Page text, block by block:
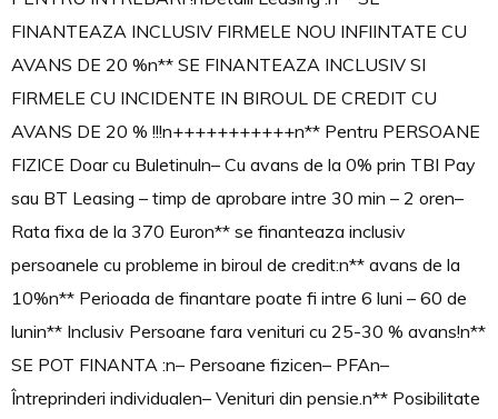
FINANTEAZA INCLUSIV FIRMELE NOU INFIINTATE CU
AVANS DE 20 %n** SE FINANTEAZA INCLUSIV SI
FIRMELE CU INCIDENTE IN BIROUL DE CREDIT CU
AVANS DE 20 % !!!n+++++++++++n** Pentru PERSOANE
FIZICE Doar cu Buletinuln– Cu avans de la 0% prin TBI Pay
sau BT Leasing – timp de aprobare intre 30 min – 2 oren–
Rata fixa de la 370 Euron** se finanteaza inclusiv
persoanele cu probleme in biroul de credit:n** avans de la
10%n** Perioada de finantare poate fi intre 6 luni – 60 de
lunin** Inclusiv Persoane fara venituri cu 25-30 % avans!n**
SE POT FINANTA :n– Persoane fizicen– PFAn–
Întreprinderi individualen– Venituri din pensie.n** Posibilitate